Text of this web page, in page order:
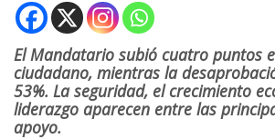
El Mandatario subió cuatro puntos
ciudadano, mientras la
53%. La seguridad, el crecimiento
liderazgo aparecen entre las
apoyo.